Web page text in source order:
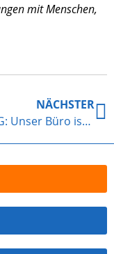
mit Menschen,
NÄCHSTER
WICHTIG: Unser Büro ist vorübergehend nicht besetzt